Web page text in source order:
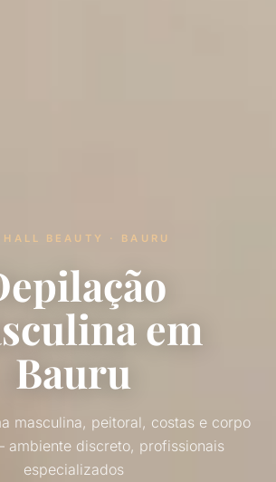
HALL BEAUTY · BAURU
em
Bauru
masculina, peitoral, costas e corpo
ambiente discreto, profissionais
especializados